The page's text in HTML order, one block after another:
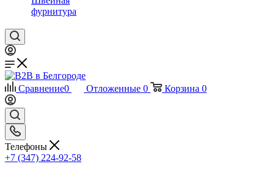
фурнитура
Сравнение0 Отложенные 0 Корзина 0
Телефоны
+7 (347) 224-92-58